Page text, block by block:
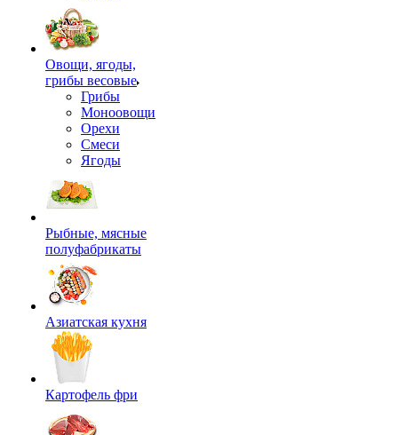
Овощи, ягоды,
грибы весовые
Грибы
Моноовощи
Орехи
Смеси
Ягоды
Рыбные, мясные
полуфабрикаты
Азиатская кухня
Картофель фри